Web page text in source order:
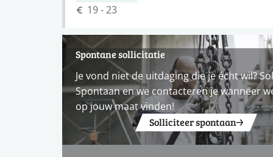
19 - 23
Spontane sollicitatie
Je vond niet de uitdaging die je écht wil?
Spontaan en we contacteren je wanneer
op jouw maat vinden!
Solliciteer spontaan